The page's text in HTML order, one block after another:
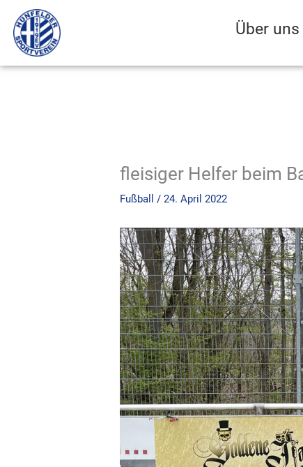
Inhalt
springen
Über uns
fleisiger Helfer beim
Fußball /24. April 2022